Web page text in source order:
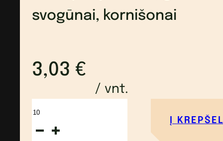
svogūnai, kornišonai
3,03 €
/ vnt.
produkto
kiekis:
Į